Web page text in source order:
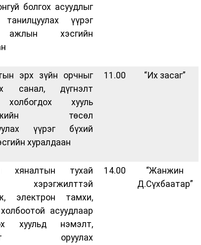
болгох асуудлыг
үүрэг
ажлын хэсгийн
эрх зүйн орчныг
санал, дүгнэлт
холбогдох хууль
төсөл
үүрэг бүхий
хуралдаан
11.00 “Их засаг”
хяналтын тухай
хэрэгжилттэй
электрон тамхи,
асуудлаар
хуульд нэмэлт,
оруулах
14.00
“Жанжин
Д.Сүхбаатар”